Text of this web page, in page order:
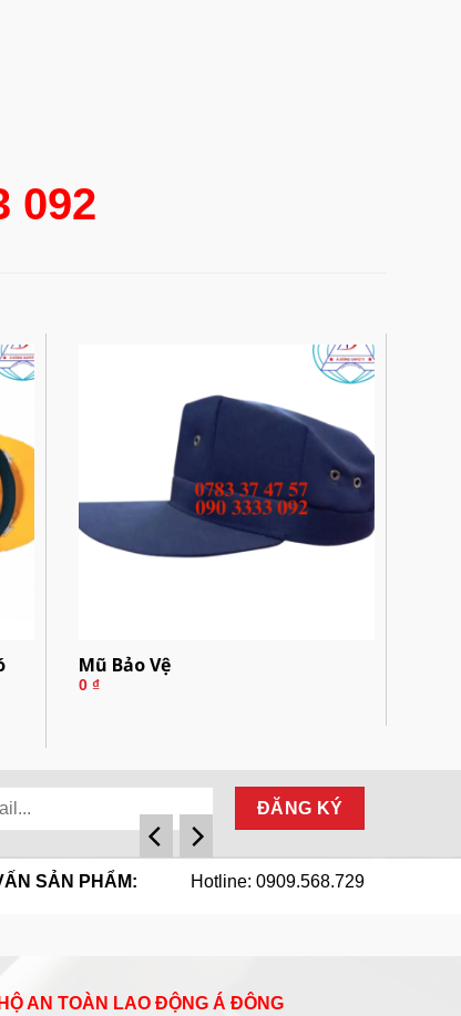
092
Mũ Bảo Vệ
0₫
SẢN PHẨM: Hotline: 0909.568.729
AN TOÀN LAO ĐỘNG Á ĐÔNG